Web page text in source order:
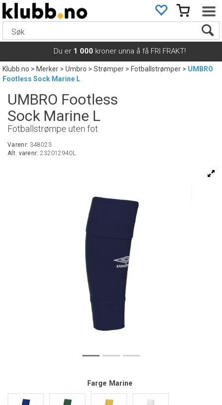
Du er 1 000 kroner unna å få FRI FRAKT!
Klubb.no>Merker>Umbro>Strømper>Fotballstrømper>UMBRO
Footless Sock Marine L
UMBRO Footless
Sock Marine L
Fotballstrømpe uten fot
Varenr: 348023
Alt. varenr: 232012940L
Farge Marine